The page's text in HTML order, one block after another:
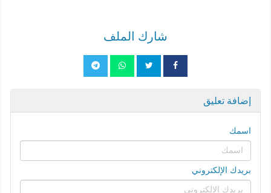
شارك الملف
إضافة تعليق
اسمك
بريدك الإلكتروني